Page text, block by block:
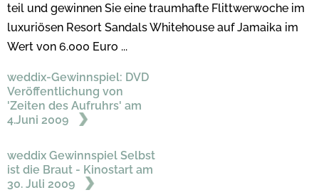
teil und gewinnen Sie eine traumhafte Flittwerwoche im
luxuriösen Resort Sandals Whitehouse auf Jamaika im
Wert von 6.000 Euro ...
weddix-Gewinnspiel: DVD
Veröffentlichung von
'Zeiten des Aufruhrs' am
4.Juni 2009
weddix Gewinnspiel Selbst
ist die Braut - Kinostart am
30. Juli 2009